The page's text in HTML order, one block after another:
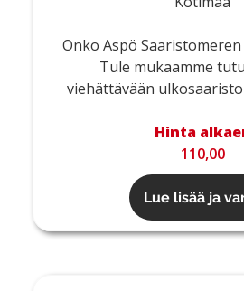
Onko Aspö
Tule mukaamme
viehättävään
Hinta
110,00
Lue lisää ja